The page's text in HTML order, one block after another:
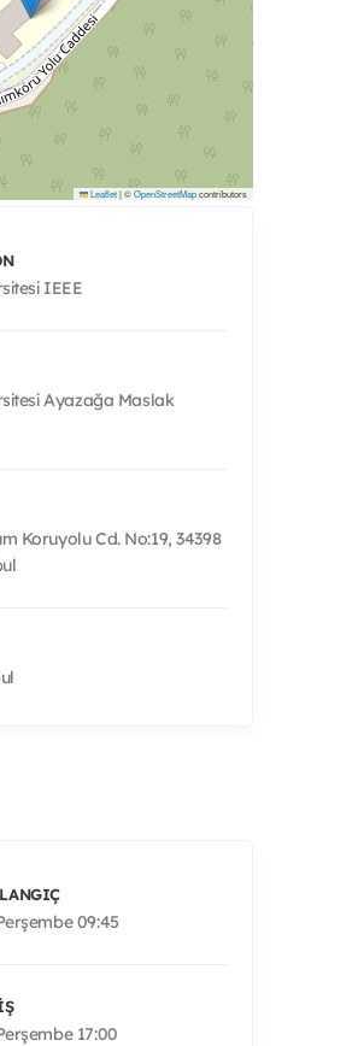
Leaflet|©OpenStreetMapcontributors
IEEE
Ayazağa Maslak
Koruyolu Cd. No:19, 34398
09:45
17:00